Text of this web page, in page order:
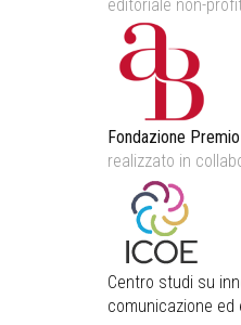
editoriale non-
Fondazione
realizzato in
Centro studi su
comunicazione ed